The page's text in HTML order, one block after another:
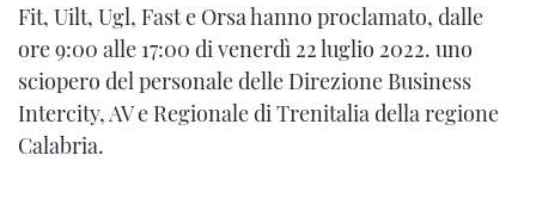
Fit, Uilt, Ugl, Fast e Orsa hanno proclamato, dalle
ore 9:00 alle 17:00 di venerdì 22 luglio 2022. uno
sciopero del personale delle Direzione Business
Intercity, AV e Regionale di Trenitalia della regione
Calabria.